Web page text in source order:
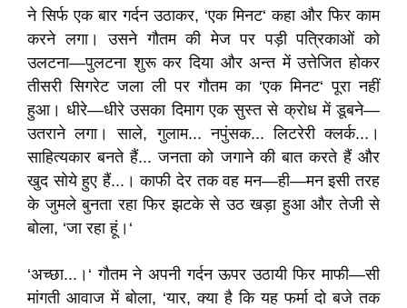
ने सिर्फ एक बार गर्दन उठाकर, ‘एक मिनट‘ कहा और फिर काम
करने लगा। उसने गौतम की मेज पर पड़ी पत्रिकाओं को
उलटना—पुलटना शुरू कर दिया और अन्त में उत्तेजित होकर
तीसरी सिगरेट जला ली पर गौतम का ‘एक मिनट‘ पूरा नहीं
हुआ। धीरे—धीरे उसका दिमाग एक सुस्त से क्रोध में डूबने—
उतराने लगा। साले, गुलाम... नपुंसक... लिटरेरी क्लर्क...।
साहित्यकार बनते हैं... जनता को जगाने की बात करते हैं और
खुद सोये हुए हैं...। काफी देर तक वह मन—ही—मन इसी तरह
के जुमले बुनता रहा फिर झटके से उठ खड़ा हुआ और तेजी से
बोला, ‘जा रहा हूं।‘
‘अच्छा...।‘ गौतम ने अपनी गर्दन ऊपर उठायी फिर माफी—सी
मांगती आवाज में बोला, ‘यार, क्या है कि यह फर्मा दो बजे तक